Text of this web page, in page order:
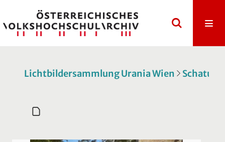
Lichtbildersammlung Urania Wien Schatulle